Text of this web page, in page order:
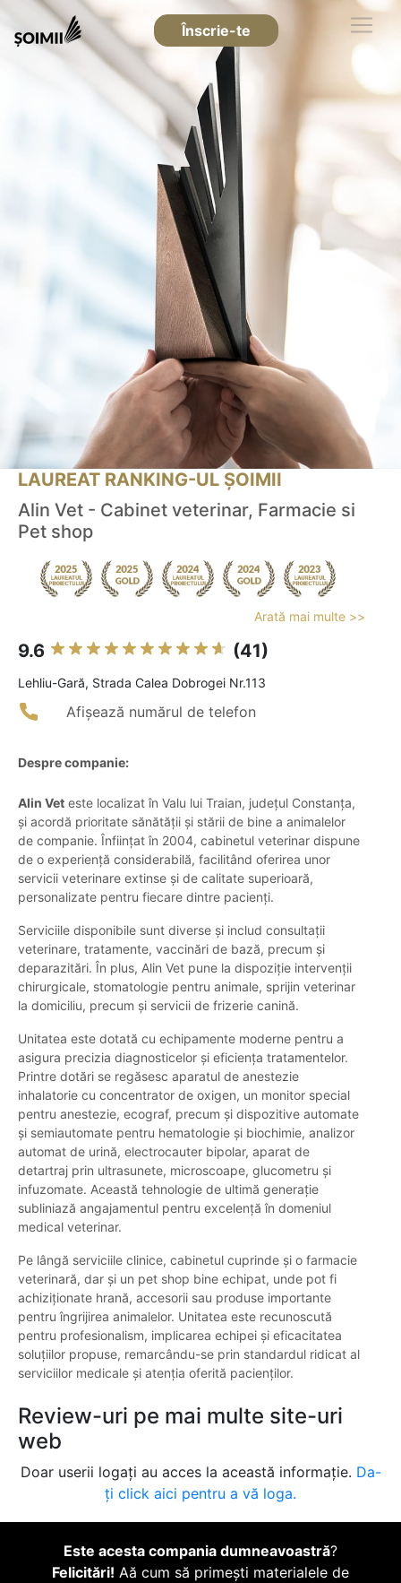
Înscrie-te
LAUREAT RANKING-UL ȘOIMII
Alin Vet - Cabinet veterinar, Farmacie si
Pet shop
Arată mai multe >>
9.6 (41)
Lehliu-Gară, Strada Calea Dobrogei Nr.113
Afișează numărul de telefon
Despre companie:
Alin Vet este localizat în Valu lui Traian, județul Constanța,
și acordă prioritate sănătății și stării de bine a animalelor
de companie. Înființat în 2004, cabinetul veterinar dispune
de o experiență considerabilă, facilitând oferirea unor
servicii veterinare extinse și de calitate superioară,
personalizate pentru fiecare dintre pacienți.
Serviciile disponibile sunt diverse și includ consultații
veterinare, tratamente, vaccinări de bază, precum și
deparazitări. În plus, Alin Vet pune la dispoziție intervenții
chirurgicale, stomatologie pentru animale, sprijin veterinar
la domiciliu, precum și servicii de frizerie canină.
Unitatea este dotată cu echipamente moderne pentru a
asigura precizia diagnosticelor și eficiența tratamentelor.
Printre dotări se regăsesc aparatul de anestezie
inhalatorie cu concentrator de oxigen, un monitor special
pentru anestezie, ecograf, precum și dispozitive automate
și semiautomate pentru hematologie și biochimie, analizor
automat de urină, electrocauter bipolar, aparat de
detartraj prin ultrasunete, microscoape, glucometru și
infuzomate. Această tehnologie de ultimă generație
subliniază angajamentul pentru excelență în domeniul
medical veterinar.
Pe lângă serviciile clinice, cabinetul cuprinde și o farmacie
veterinară, dar și un pet shop bine echipat, unde pot fi
achiziționate hrană, accesorii sau produse importante
pentru îngrijirea animalelor. Unitatea este recunoscută
pentru profesionalism, implicarea echipei și eficacitatea
soluțiilor propuse, remarcându-se prin standardul ridicat al
serviciilor medicale și atenția oferită pacienților.
Review-uri pe mai multe site-uri
web
Doar userii logați au acces la această informație. Da-
ți click aici pentru a vă loga.
Este acesta compania dumneavoastră?
Felicitări! Aă cum să primești materialele de